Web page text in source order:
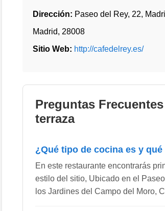
Dirección: Paseo del Rey, 22,
Madrid, 28008
Sitio Web: http://cafedelrey.es/
Preguntas
terraza
¿Qué tipo de cocina es y
En este restaurante encontrarás
estilo del sitio, Ubicado en el
los Jardines del Campo del Moro,